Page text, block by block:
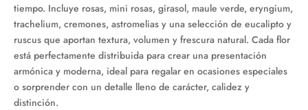
tiempo. Incluye rosas, mini rosas, girasol, maule verde, eryngium,
trachelium, cremones, astromelias y una selección de eucalipto y
ruscus que aportan textura, volumen y frescura natural. Cada flor
está perfectamente distribuida para crear una presentación
armónica y moderna, ideal para regalar en ocasiones especiales
o sorprender con un detalle lleno de carácter, calidez y
distinción.